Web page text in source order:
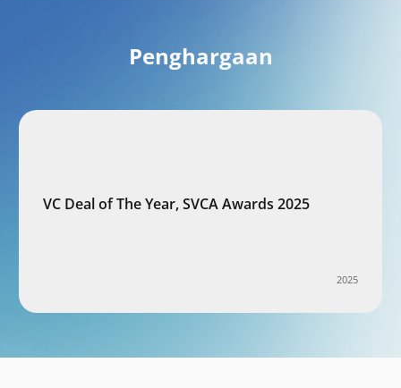
Penghargaan
VC Deal of The Year, SVCA Awards 2025
2025